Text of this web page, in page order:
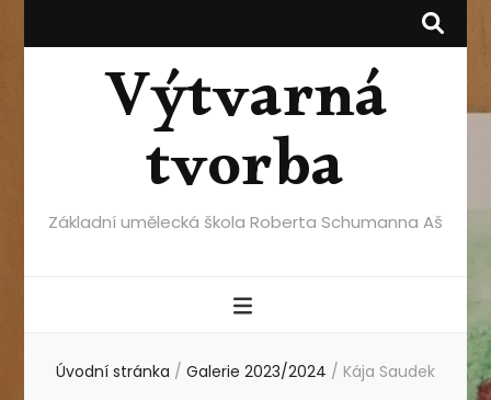
Výtvarná
tvorba
Základní umělecká škola Roberta Schumanna Aš
Úvodní stránka / Galerie 2023/2024 / Kája Saudek